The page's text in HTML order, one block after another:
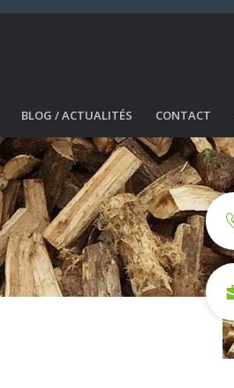
BLOG / ACTUALITÉS CONTACT